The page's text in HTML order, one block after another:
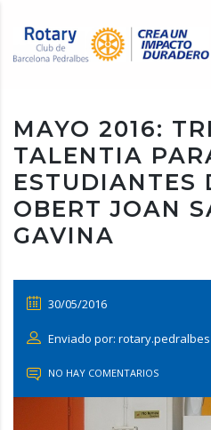
MAYO 2016:
TALENTIA
ESTUDIANTES
OBERT JOAN
GAVINA
30/05/2016
Enviado por: rotary.pedralbes
NO HAY COMENTARIOS